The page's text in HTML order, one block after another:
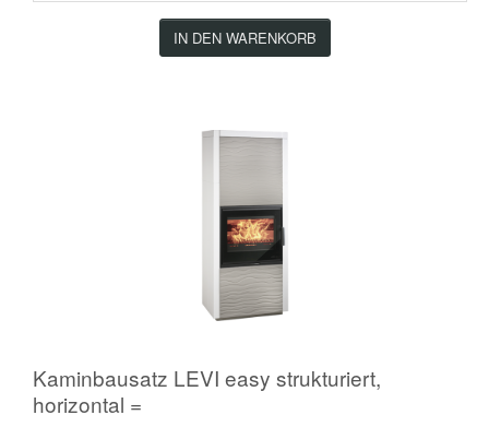
IN DEN WARENKORB
Kaminbausatz LEVI easy strukturiert,
horizontal =